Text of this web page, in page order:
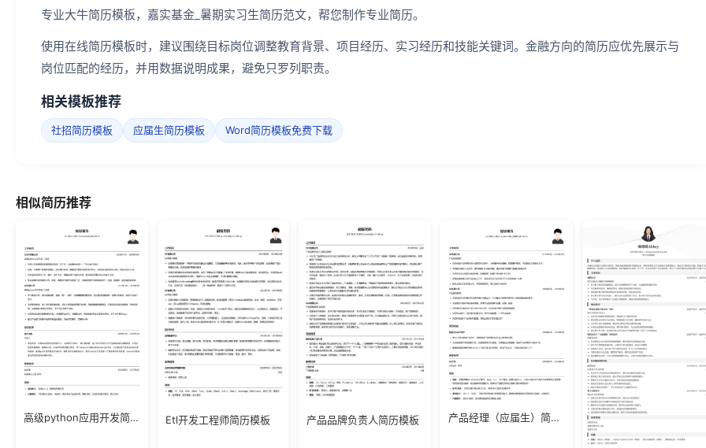
专业大牛简历模板，嘉实基金_暑期实习生简历范文，帮您制作专业简历。
使用在线简历模板时，建议围绕目标岗位调整教育背景、项目经历、实习经历和技能关键词。金融方向的简历应优先展示与
岗位匹配的经历，并用数据说明成果，避免只罗列职责。
相关模板推荐
社招简历模板 应届生简历模板 Word简历模板免费下载
相似简历推荐
高级python应用开发简历模板 Etl开发工程师简历模板 产品品牌负责人简历模板 产品经理（应届生）简历模板